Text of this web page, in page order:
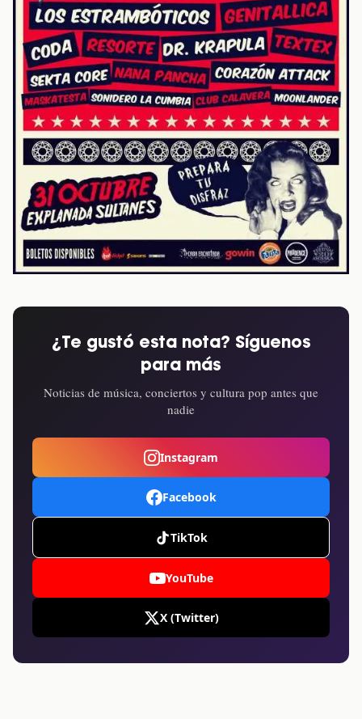
¿Te gustó esta nota? Síguenos
para más
Noticias de música, conciertos y cultura pop antes que
nadie
Instagram
Facebook
TikTok
YouTube
X (Twitter)